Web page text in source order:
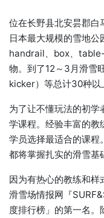
位在长野县北安昙郡
日本最大规模的雪地
handrail、box、
物。到了12～3月滑雪
kicker）等总计30种以
为了让不懂玩法的初学
学课程。经验丰富的教
学员选择最适合的课程
都将掌握扎实的滑雪基
因为有热心的教练和样
滑雪场情报网『
度排行榜」的第一名